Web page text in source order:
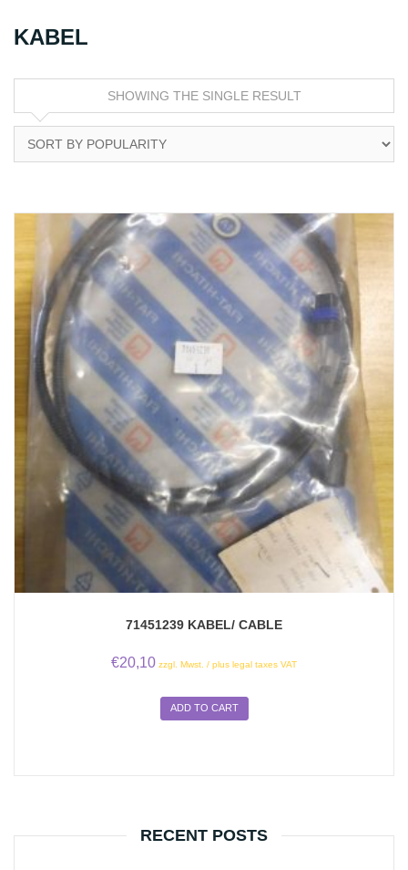
KABEL
SHOWING THE SINGLE RESULT
71451239 KABEL/ CABLE
€20,10 zzgl. Mwst. / plus legal taxes VAT
ADD TO CART
RECENT POSTS